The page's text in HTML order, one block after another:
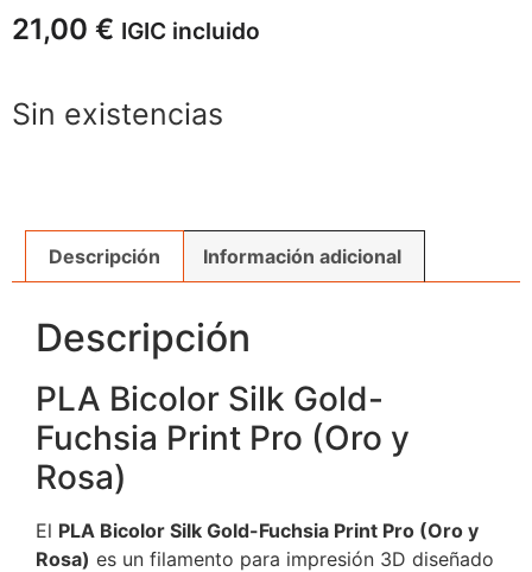
21,00 € IGIC incluido
Sin existencias
Descripción Información adicional
Descripción
PLA Bicolor Silk Gold-
Fuchsia Print Pro (Oro y
Rosa)
El PLA Bicolor Silk Gold-Fuchsia Print Pro (Oro y
Rosa) es un filamento para impresión 3D diseñado